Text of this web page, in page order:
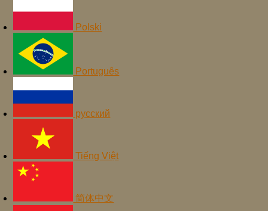
Polski
Português
русский
Tiếng Việt
简体中文